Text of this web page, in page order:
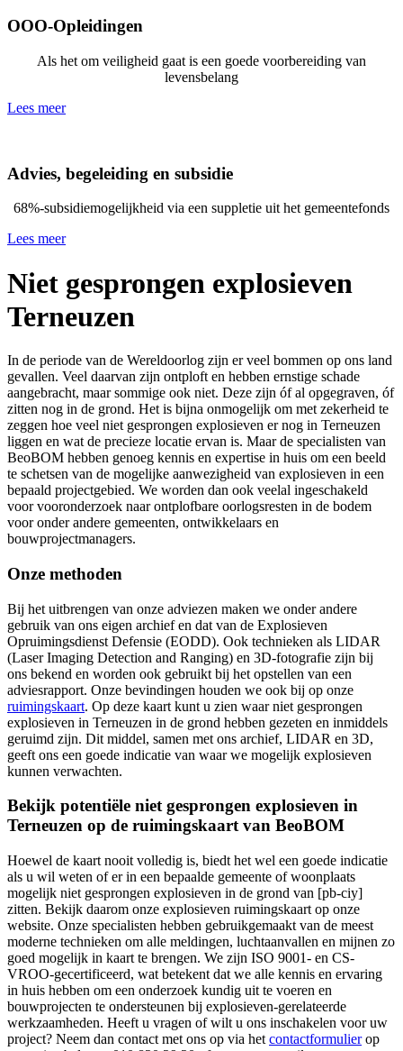
OOO-Opleidingen
Als het om veiligheid gaat is een goede voorbereiding van
levensbelang
Lees meer
Advies, begeleiding en subsidie
68%-subsidiemogelijkheid via een suppletie uit het gemeentefonds
Lees meer
Niet gesprongen explosieven
Terneuzen
In de periode van de Wereldoorlog zijn er veel bommen op ons land
gevallen. Veel daarvan zijn ontploft en hebben ernstige schade
aangebracht, maar sommige ook niet. Deze zijn óf al opgegraven, óf
zitten nog in de grond. Het is bijna onmogelijk om met zekerheid te
zeggen hoe veel niet gesprongen explosieven er nog in Terneuzen
liggen en wat de precieze locatie ervan is. Maar de specialisten van
BeoBOM hebben genoeg kennis en expertise in huis om een beeld
te schetsen van de mogelijke aanwezigheid van explosieven in een
bepaald projectgebied. We worden dan ook veelal ingeschakeld
voor vooronderzoek naar ontplofbare oorlogsresten in de bodem
voor onder andere gemeenten, ontwikkelaars en
bouwprojectmanagers.
Onze methoden
Bij het uitbrengen van onze adviezen maken we onder andere
gebruik van ons eigen archief en dat van de Explosieven
Opruimingsdienst Defensie (EODD). Ook technieken als LIDAR
(Laser Imaging Detection and Ranging) en 3D-fotografie zijn bij
ons bekend en worden ook gebruikt bij het opstellen van een
adviesrapport. Onze bevindingen houden we ook bij op onze
ruimingskaart. Op deze kaart kunt u zien waar niet gesprongen
explosieven in Terneuzen in de grond hebben gezeten en inmiddels
geruimd zijn. Dit middel, samen met ons archief, LIDAR en 3D,
geeft ons een goede indicatie van waar we mogelijk explosieven
kunnen verwachten.
Bekijk potentiële niet gesprongen explosieven in
Terneuzen op de ruimingskaart van BeoBOM
Hoewel de kaart nooit volledig is, biedt het wel een goede indicatie
als u wil weten of er in een bepaalde gemeente of woonplaats
mogelijk niet gesprongen explosieven in de grond van [pb-ciy]
zitten. Bekijk daarom onze explosieven ruimingskaart op onze
website. Onze specialisten hebben gebruikgemaakt van de meest
moderne technieken om alle meldingen, luchtaanvallen en mijnen zo
goed mogelijk in kaart te brengen. We zijn ISO 9001- en CS-
VROO-gecertificeerd, wat betekent dat we alle kennis en ervaring
in huis hebben om een onderzoek kundig uit te voeren en
bouwprojecten te ondersteunen bij explosieven-gerelateerde
werkzaamheden. Heeft u vragen of wilt u ons inschakelen voor uw
project? Neem dan contact met ons op via het contactformulierop